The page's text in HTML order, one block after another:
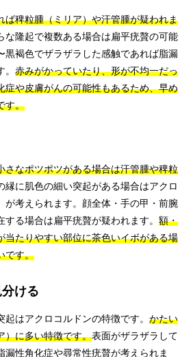
ば稗粒腫（ミリア）や汗管腫が疑われま
な隆起で複数ある場合は扁平疣贅の可能
黒褐色でザラザラした感触であれば脂漏
赤みがかっていたり、形が不均一だっ
症や皮膚がんの可能性もあるため、早め
す。
さなポツポツがある場合は汗管腫や稗粒
縁に肌色の細い突起がある場合はアクロ
が考えられます。顔全体・手の甲・前腕
る場合は扁平疣贅が疑われます。 額・
当たりやすい部位に茶色いイボがある場
です。
ける
はアクロコルドンの特徴です。 かたい
）に多い特徴です。表面がザラザラして
漏性角化症や尋常性疣贅が考えられま